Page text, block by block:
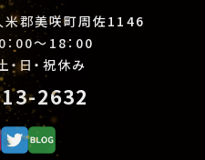
郡美咲町周佐1146
：00〜18：00
・日・祝休み
2632